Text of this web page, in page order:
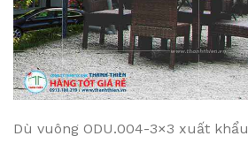
Dù vuông ODU.004-3×3 xuất khẩu